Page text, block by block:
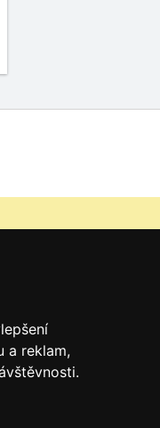
a reklam,